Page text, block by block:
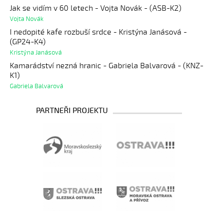
Jak se vidím v 60 letech - Vojta Novák - (ASB-K2)
Vojta Novák
I nedopité kafe rozbuší srdce - Kristýna Janásová -
(GP24-K4)
Kristýna Janásová
Kamarádství nezná hranic - Gabriela Balvarová - (KNZ-
K1)
Gabriela Balvarová
PARTNEŘI PROJEKTU